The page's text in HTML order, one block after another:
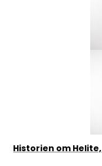
Historien om